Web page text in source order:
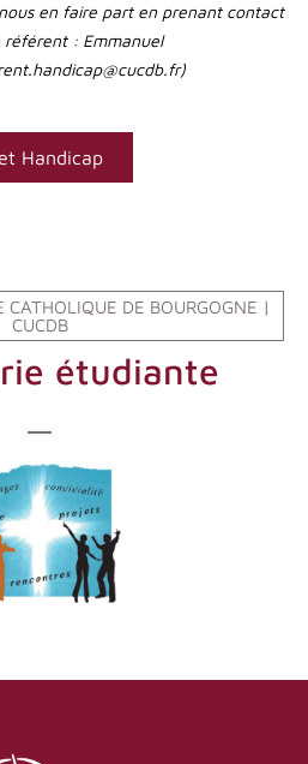
en faire part en prenant contact
: Emmanuel
Handicap
CATHOLIQUE DE BOURGOGNE |
CUCDB
étudiante